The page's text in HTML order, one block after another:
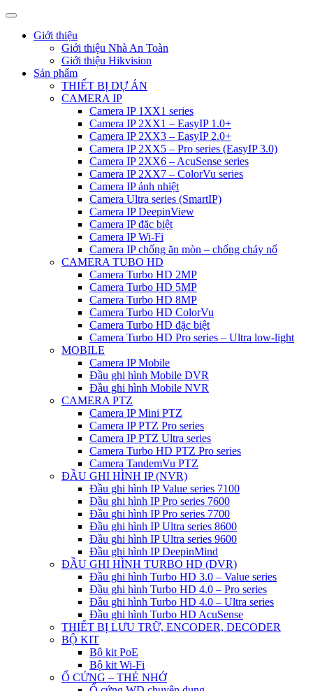
Giới thiệu
Giới thiệu Nhà An Toàn
Giới thiệu Hikvision
Sản phẩm
THIẾT BỊ DỰ ÁN
CAMERA IP
Camera IP 1XX1 series
Camera IP 2XX1 – EasyIP 1.0+
Camera IP 2XX3 – EasyIP 2.0+
Camera IP 2XX5 – Pro series (EasyIP 3.0)
Camera IP 2XX6 – AcuSense series
Camera IP 2XX7 – ColorVu series
Camera IP ảnh nhiệt
Camera Ultra series (SmartIP)
Camera IP DeepinView
Camera IP đặc biệt
Camera IP Wi-Fi
Camera IP chống ăn mòn – chống cháy nổ
CAMERA TUBO HD
Camera Turbo HD 2MP
Camera Turbo HD 5MP
Camera Turbo HD 8MP
Camera Turbo HD ColorVu
Camera Turbo HD đặc biệt
Camera Turbo HD Pro series – Ultra low-light
MOBILE
Camera IP Mobile
Đầu ghi hình Mobile DVR
Đầu ghi hình Mobile NVR
CAMERA PTZ
Camera IP Mini PTZ
Camera IP PTZ Pro series
Camera IP PTZ Ultra series
Camera Turbo HD PTZ Pro series
Camera TandemVu PTZ
ĐẦU GHI HÌNH IP (NVR)
Đầu ghi hình IP Value series 7100
Đầu ghi hình IP Pro series 7600
Đầu ghi hình IP Pro series 7700
Đầu ghi hình IP Ultra series 8600
Đầu ghi hình IP Ultra series 9600
Đầu ghi hình IP DeepinMind
ĐẦU GHI HÌNH TURBO HD (DVR)
Đầu ghi hình Turbo HD 3.0 – Value series
Đầu ghi hình Turbo HD 4.0 – Pro series
Đầu ghi hình Turbo HD 4.0 – Ultra series
Đầu ghi hình Turbo HD AcuSense
THIẾT BỊ LƯU TRỮ, ENCODER, DECODER
BỘ KIT
Bộ kit PoE
Bộ kit Wi-Fi
Ổ CỨNG – THẺ NHỚ